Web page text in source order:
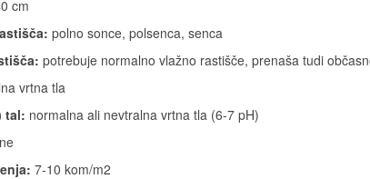
cm
polno sonce, polsenca, senca
potrebuje normalno vlažno rastišče, prenaša tudi
vrtna tla
tal: normalna ali nevtralna vrtna tla (6-7 pH)
ne
7-10 kom/m2